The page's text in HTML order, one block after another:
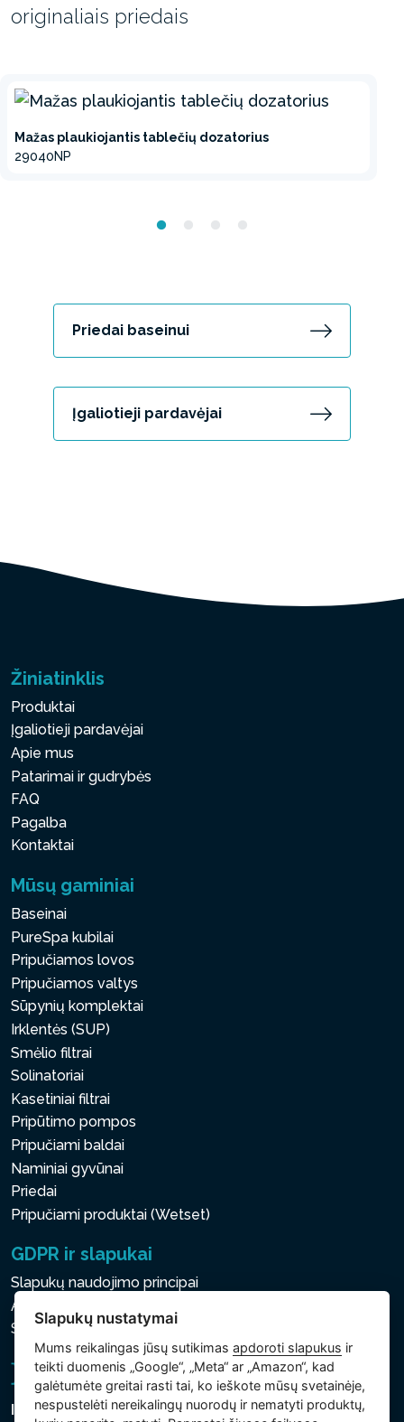
originaliais priedais
Mažas plaukiojantis tablečių dozatorius
29040NP
Priedai baseinui
Įgaliotieji pardavėjai
Žiniatinklis
Produktai
Įgaliotieji pardavėjai
Apie mus
Patarimai ir gudrybės
FAQ
Pagalba
Kontaktai
Mūsų gaminiai
Baseinai
PureSpa kubilai
Pripučiamos lovos
Pripučiamos valtys
Sūpynių komplektai
Irklentės (SUP)
Smėlio filtrai
Solinatoriai
Kasetiniai filtrai
Pripūtimo pompos
Pripučiami baldai
Naminiai gyvūnai
Priedai
Pripučiami produktai (Wetset)
GDPR ir slapukai
Slapukų naudojimo principai
Asmens ir kitų tvarkomų duomenų apsaugos politika
Slapukų nustatymai
Intex Trading, s.r.o.
Slapukų nustatymai
Mums reikalingas jūsų sutikimasapdoroti slapukus ir
teikti duomenis „Google“, „Meta“ ar „Amazon“, kad
galėtumėte greitai rasti tai, ko ieškote mūsų svetainėje,
nespustelėti nereikalingų nuorodų ir nematyti produktų,